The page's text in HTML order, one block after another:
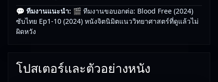
💬 ทีมงานแนะนำ: 🎬 ทีมงานขอบอกต่อ: Blood Free (2024)
ซับไทย Ep1-10 (2024) หนังจิตนิมิตแนววิทยาศาสตร์ที่ดูแล้วไม่
ผิดหวัง
โปสเตอร์และตัวอย่างหนัง